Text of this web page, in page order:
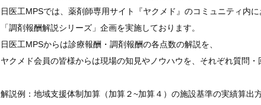
日医工MPSでは、薬剤師専用サイト『ヤクメド』のコミュニティ内に
「調剤報酬解説シリーズ」企画を実施しております。
日医工MPSからは診療報酬・調剤報酬の各点数の解説を、
ヤクメド会員の皆様からは現場の知見やノウハウを、それぞれ質問・
解説例：地域支援体制加算（加算２~加算４）の施設基準の実績算出